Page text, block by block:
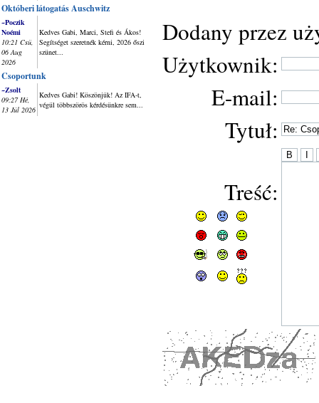
Októberi látogatás Auschwitz
~Poczik
Noémi
10:21 Csü,
06 Aug
2026
Kedves Gabi, Marci, Stefi és Ákos!
Segítséget szeretnék kérni, 2026 őszi
szünet...
Csoportunk
~Zsolt
09:27 Hé,
13 Júl 2026
Kedves Gabi! Köszönjük! Az IFA-t,
végül többszörös kérdésünkre sem...
Dodany przez
Użytkownik:
E-mail:
Tytuł:
Treść: